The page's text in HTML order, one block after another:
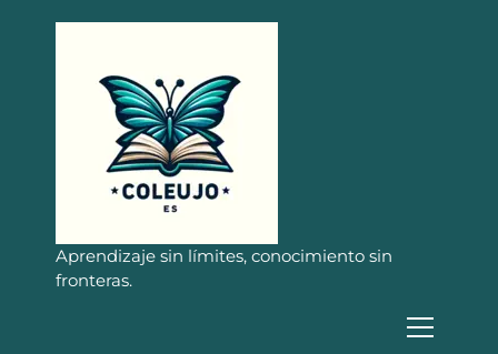
Aprendizaje sin límites, conocimiento sin
fronteras.